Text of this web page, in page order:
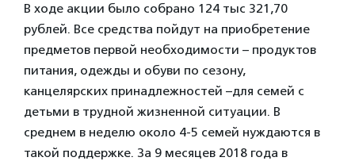
В ходе акции было собрано 124 тыс 321,70
рублей. Все средства пойдут на приобретение
предметов первой необходимости – продуктов
питания, одежды и обуви по сезону,
канцелярских принадлежностей –для семей с
детьми в трудной жизненной ситуации. В
среднем в неделю около 4-5 семей нуждаются в
такой поддержке. За 9 месяцев 2018 года в